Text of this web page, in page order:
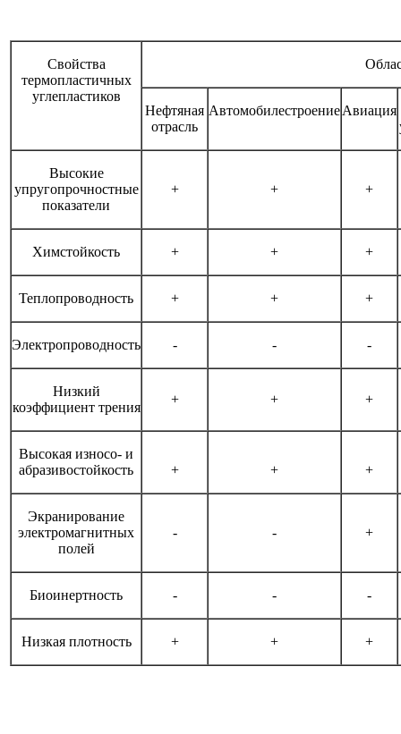
Свойства
термопластичных
углепластиков
Нефтяная
отрасль
АвтомобилестроениеАвиация
Высокие
упругопрочностные
показатели
+ + +
Химстойкость + + +
Теплопроводность + + +
Электропроводность - - -
Низкий
коэффициент трения
+ + +
Высокая износо- и
абразивостойкость
+ + +
Экранирование
электромагнитных
полей
- - +
Биоинертность - - -
Низкая плотность + + +